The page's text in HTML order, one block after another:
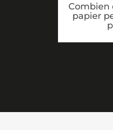
Combien
papier